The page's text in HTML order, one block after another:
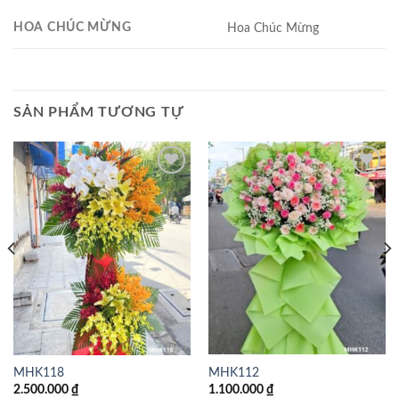
HOA CHÚC MỪNG Hoa Chúc Mừng
SẢN PHẨM TƯƠNG TỰ
Add to
wishlist
MHK118
2.500.000 ₫
Add to
wishlist
MHK112
1.100.000 ₫